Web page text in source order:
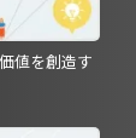
値を創造す